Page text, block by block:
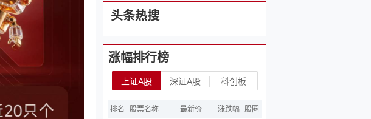
头条热搜
涨幅排行榜
上证A股 深证A股 科创板
排名 股票名称 最新价 涨跌幅 股圈